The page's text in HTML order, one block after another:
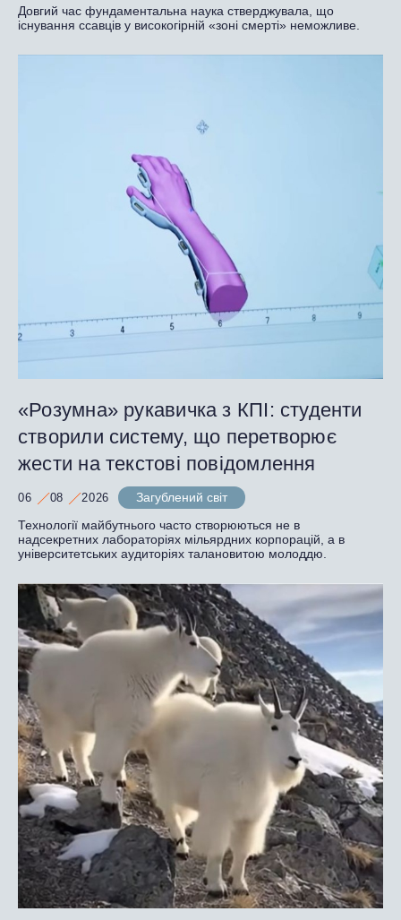
Довгий час фундаментальна наука стверджувала, що
існування ссавців у високогірній «зоні смерті» неможливе.
«Розумна» рукавичка з КПІ: студенти
створили систему, що перетворює
жести на текстові повідомлення
06 08 2026
Загублений світ
Технології майбутнього часто створюються не в
надсекретних лабораторіях мільярдних корпорацій, а в
університетських аудиторіях талановитою молоддю.